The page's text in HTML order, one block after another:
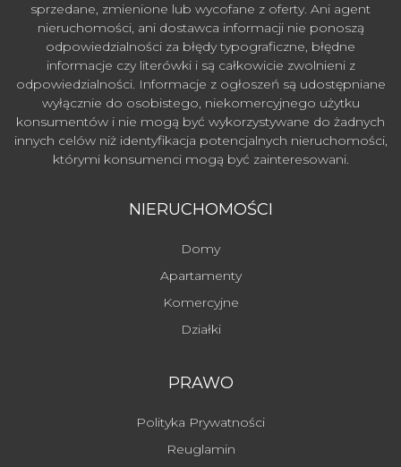
sprzedane, zmienione lub wycofane z oferty. Ani agent
nieruchomości, ani dostawca informacji nie ponoszą
odpowiedzialności za błędy typograficzne, błędne
informacje czy literówki i są całkowicie zwolnieni z
odpowiedzialności. Informacje z ogłoszeń są udostępniane
wyłącznie do osobistego, niekomercyjnego użytku
konsumentów i nie mogą być wykorzystywane do żadnych
innych celów niż identyfikacja potencjalnych nieruchomości,
którymi konsumenci mogą być zainteresowani.
NIERUCHOMOŚCI
Domy
Apartamenty
Komercyjne
Działki
PRAWO
Polityka Prywatności
Reuglamin